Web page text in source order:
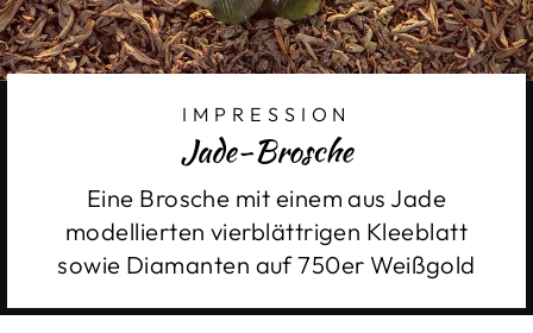
IMPRESSION
Jade-Brosche
Eine Brosche mit einem aus Jade
modellierten vierblättrigen Kleeblatt
sowie Diamanten auf 750er Weißgold